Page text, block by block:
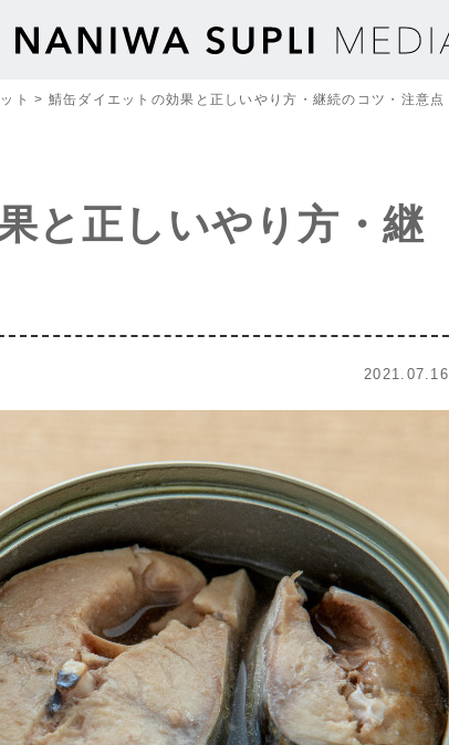
ト > 鯖缶ダイエットの効果と正しいやり方・継続のコツ・注意点
と正しいやり方・継
2021.07.16